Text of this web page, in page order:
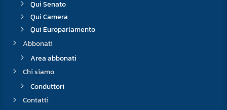
Qui Senato
Qui Camera
Qui Europarlamento
Abbonati
Area abbonati
Chi siamo
Conduttori
Contatti